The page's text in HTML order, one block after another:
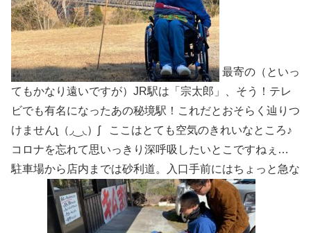
最寄の（といっ
てもかなり遠いですが）JR駅は「宗太郎」、そう！テレ
ビでも有名になったあの秘境駅！これだとおそらく辿りつ
けませんʅ（◞‿◟）ʃ ここはとても空気のきれいなところ♪
コロナを忘れて思いっきり深呼吸したいとこですねぇ…
駐車場から店内までは砂利道。入口手前にはちょっと急な